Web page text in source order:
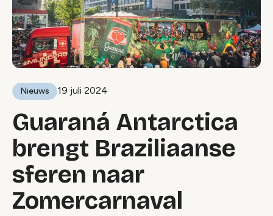
Nieuws 19 juli 2024
Guaraná Antarctica
brengt Braziliaanse
sferen naar
Zomercarnaval